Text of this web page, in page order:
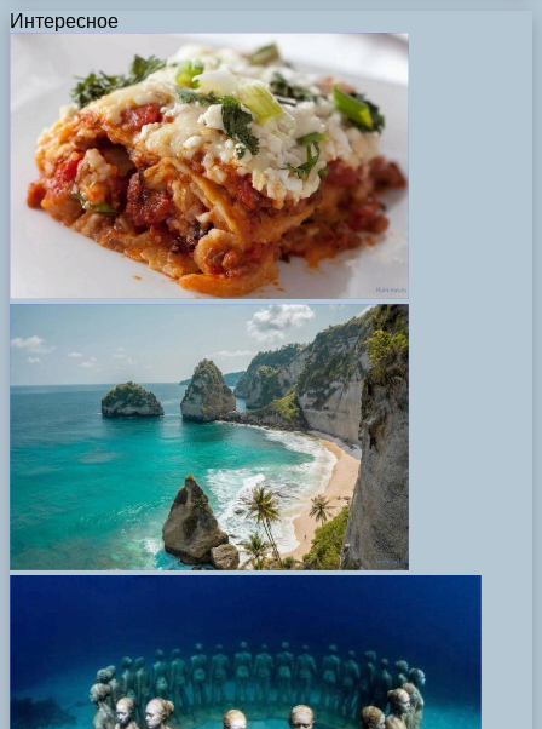
Интересное